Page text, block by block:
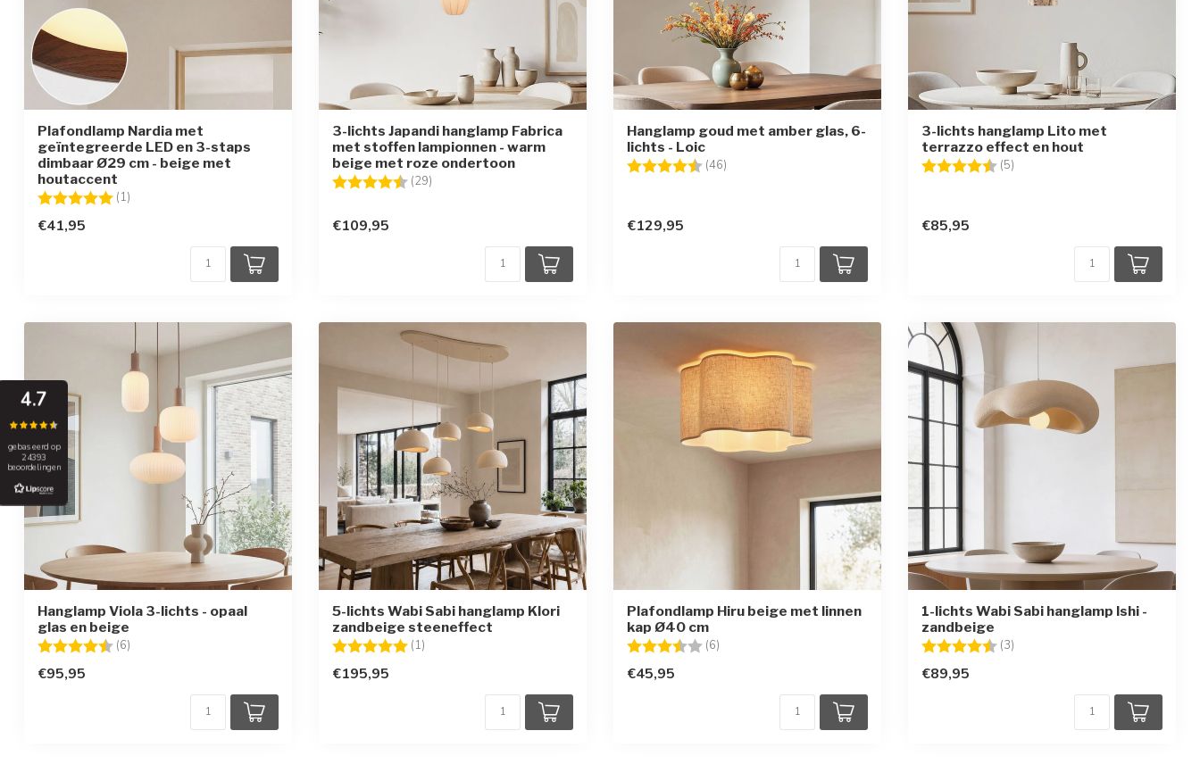
Plafondlamp Nardia met
geïntegreerde LED en 3-staps
dimbaar Ø29 cm - beige met
houtaccent
Beoordeling: (1)
€41,95
3-lichts Japandi hanglamp Fabrica
met stoffen lampionnen - warm
beige met roze ondertoon
Beoordeling: (29)
€109,95
Hanglamp goud met amber glas, 6-
lichts - Loic
Beoordeling: (46)
€129,95
3-lichts hanglamp Lito met
terrazzo effect en hout
Beoordeling: (5)
€85,95
Hanglamp Viola 3-lichts - opaal
glas en beige
Beoordeling: (6)
€95,95
5-lichts Wabi Sabi hanglamp Klori
zandbeige steeneffect
Beoordeling: (1)
€195,95
Plafondlamp Hiru beige met linnen
kap Ø40 cm
Beoordeling: (6)
€45,95
1-lichts Wabi Sabi hanglamp Ishi -
zandbeige
Beoordeling: (3)
€89,95
4.7
gebaseerd op
24393
beoordelingen